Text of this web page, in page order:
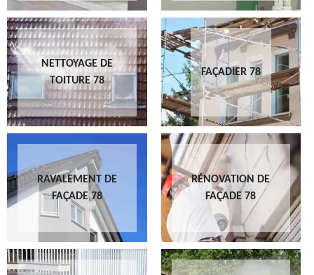
NETTOYAGE DE
TOITURE 78
FAÇADIER 78
RAVALEMENT DE
FAÇADE 78
RÉNOVATION DE
FAÇADE 78